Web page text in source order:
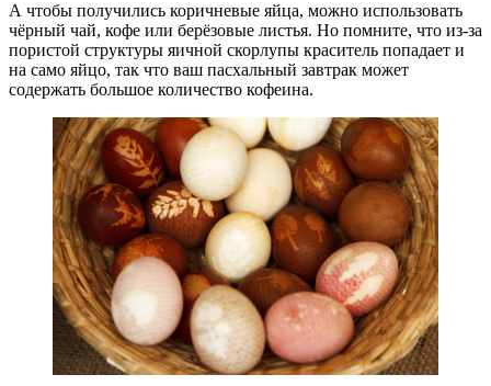
А чтобы получились коричневые яйца, можно использовать
чёрный чай, кофе или берёзовые листья. Но помните, что из-за
пористой структуры яичной скорлупы краситель попадает и
на само яйцо, так что ваш пасхальный завтрак может
содержать большое количество кофеина.